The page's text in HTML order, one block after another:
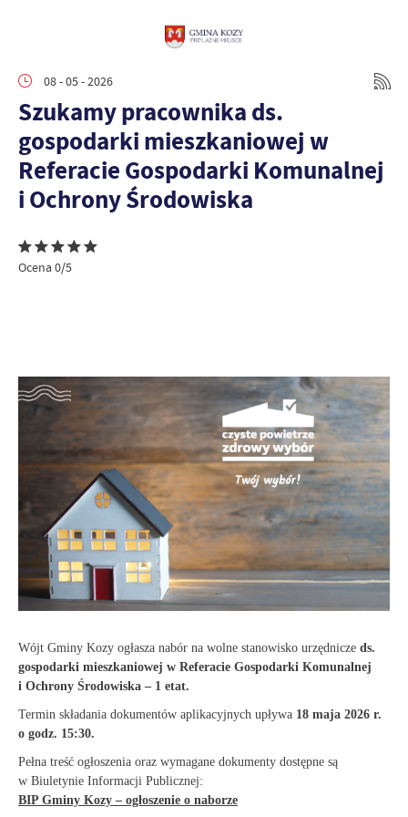
08 - 05 - 2026
Szukamy pracownika ds.
gospodarki mieszkaniowej w
Referacie Gospodarki Komunalnej
i Ochrony Środowiska
Ocena 0/5
Wójt Gminy Kozy ogłasza nabór na wolne stanowisko urzędnicze ds.
gospodarki mieszkaniowej w Referacie Gospodarki Komunalnej
i Ochrony Środowiska – 1 etat.
Termin składania dokumentów aplikacyjnych upływa 18 maja 2026 r.
o godz. 15:30.
Pełna treść ogłoszenia oraz wymagane dokumenty dostępne są
w Biuletynie Informacji Publicznej:
BIP Gminy Kozy – ogłoszenie o naborze